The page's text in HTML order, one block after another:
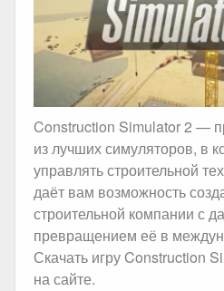
Construction Simulator 2 —
из лучших симуляторов, в
управлять строительной
даёт вам возможность
строительной компании с
превращением её в
Скачать игру Construction
на сайте.